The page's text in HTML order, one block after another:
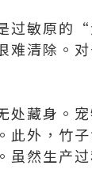
过敏原的
难清除。
处藏身。
此外，竹
然生产